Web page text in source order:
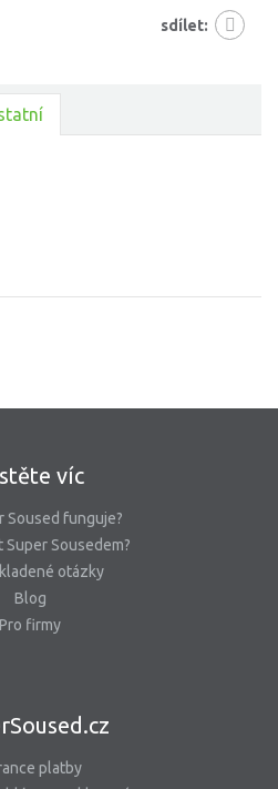
sdílet:
víc
Soused funguje?
Super Sousedem?
otázky
Blog
Pro firmy
platby